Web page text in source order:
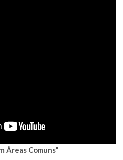
Áreas Comuns”